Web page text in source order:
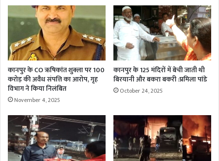
कानपुर के CO ऋषिकांत शुक्ला पर 100
करोड़ की अवैध संपत्ति का आरोप, गृह
विभाग ने किया निलंबित
November 4, 2025
कानपुर के 125 मंदिरों में बेची जाती थी
बिरयानी और बकरा बकरी :प्रमिला पांडे
October 24, 2025